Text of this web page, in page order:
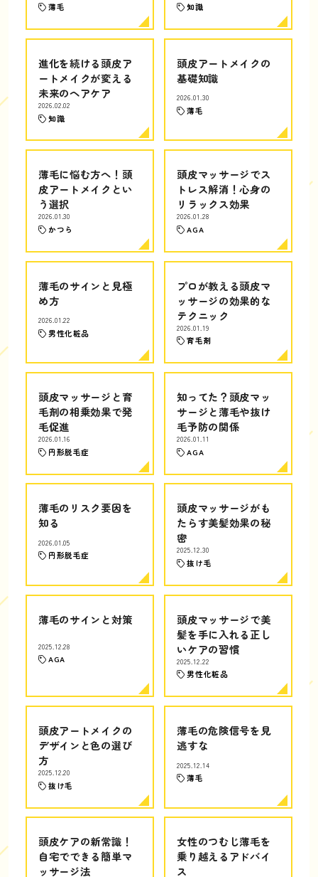
薄毛 知識
進化を続ける頭皮ア
ートメイクが変える
未来のヘアケア
2026.02.02
知識
頭皮アートメイクの
基礎知識
2026.01.30
薄毛
薄毛に悩む方へ！頭
皮アートメイクとい
う選択
2026.01.30
かつら
頭皮マッサージでス
トレス解消！心身の
リラックス効果
2026.01.28
AGA
薄毛のサインと見極
め方
2026.01.22
男性化粧品
プロが教える頭皮マ
ッサージの効果的な
テクニック
2026.01.19
育毛剤
頭皮マッサージと育
毛剤の相乗効果で発
毛促進
2026.01.16
円形脱毛症
知ってた？頭皮マッ
サージと薄毛や抜け
毛予防の関係
2026.01.11
AGA
薄毛のリスク要因を
知る
2026.01.05
円形脱毛症
頭皮マッサージがも
たらす美髪効果の秘
密
2025.12.30
抜け毛
薄毛のサインと対策
2025.12.28
AGA
頭皮マッサージで美
髪を手に入れる正し
いケアの習慣
2025.12.22
男性化粧品
頭皮アートメイクの
デザインと色の選び
方
2025.12.20
抜け毛
薄毛の危険信号を見
逃すな
2025.12.14
薄毛
頭皮ケアの新常識！
自宅でできる簡単マ
ッサージ法
女性のつむじ薄毛を
乗り越えるアドバイ
ス